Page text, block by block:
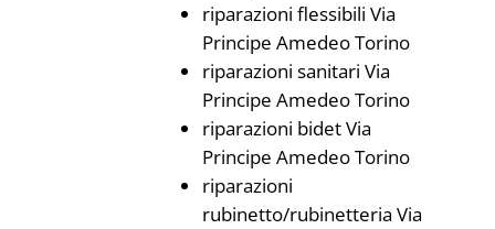
riparazioni flessibili Via
Principe Amedeo Torino
riparazioni sanitari Via
Principe Amedeo Torino
riparazioni bidet Via
Principe Amedeo Torino
riparazioni
rubinetto/rubinetteria Via